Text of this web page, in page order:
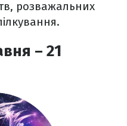
розважальних
– 21